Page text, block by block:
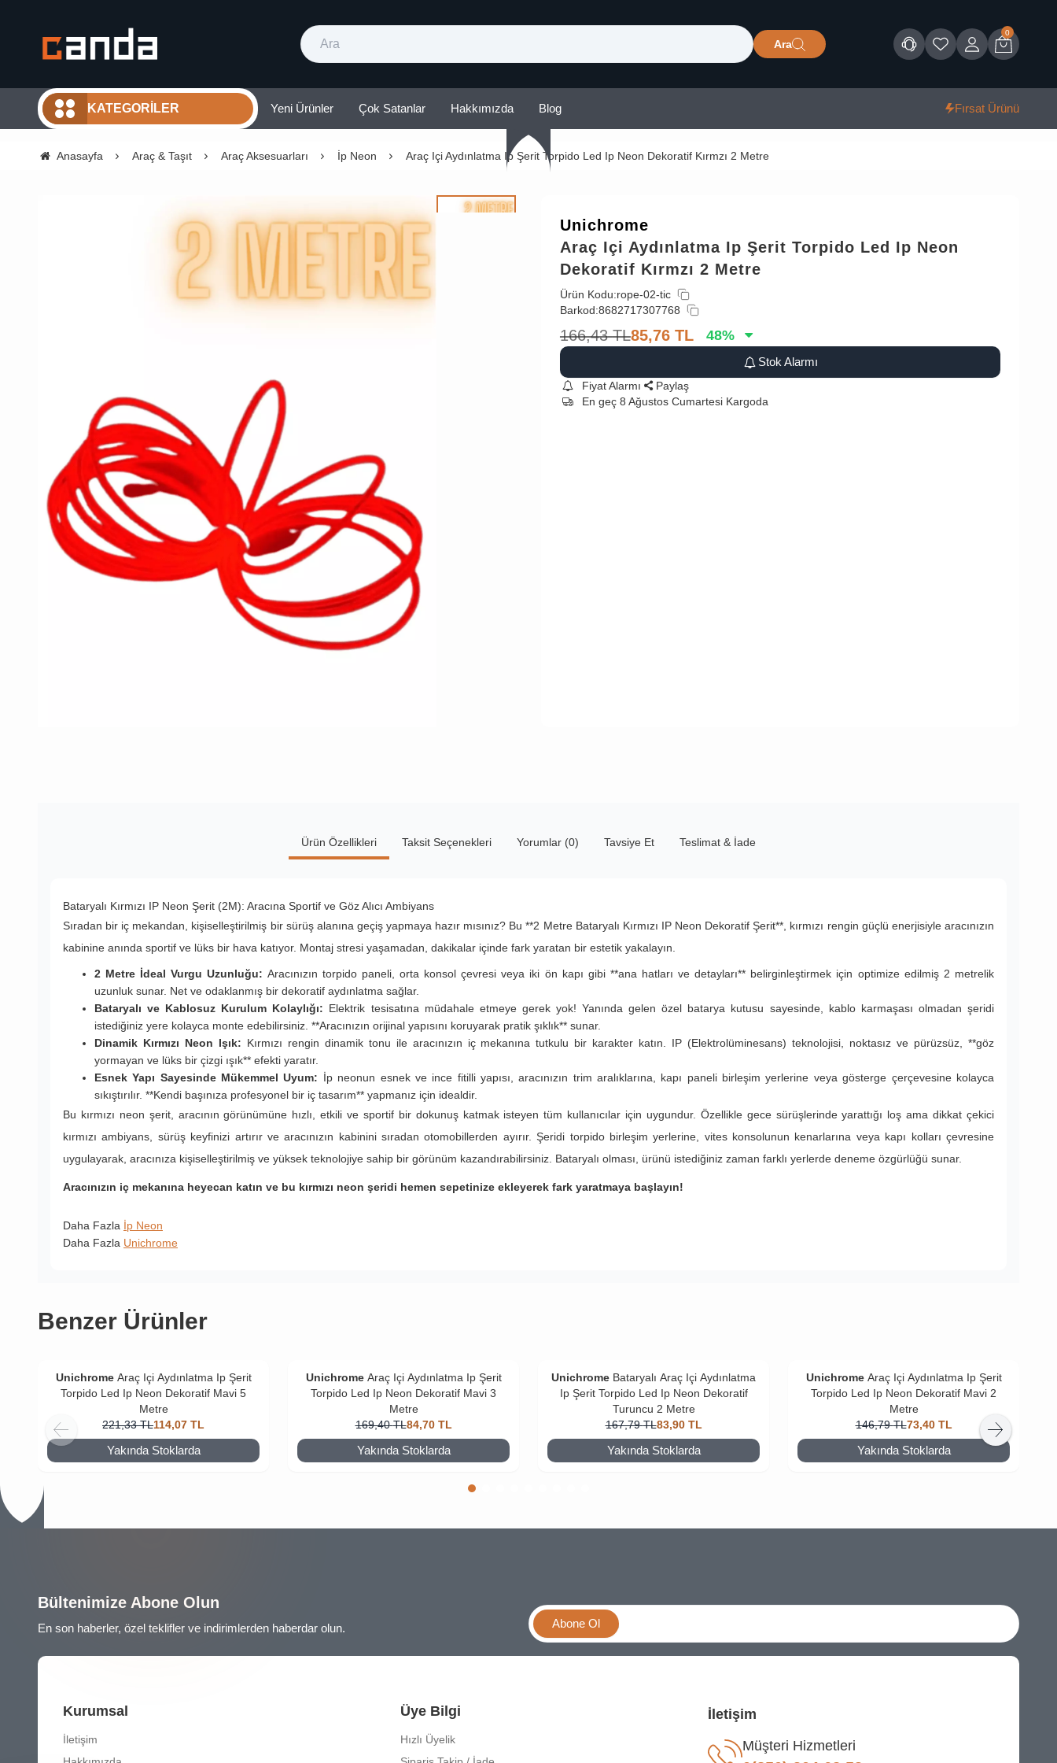
Ara
Müşteri Hizmetleri
Favorilerim
Giriş Sepet
0
KATEGORILER Yeni Ürünler Çok Satanlar Hakkımızda Blog Fırsat Ürünü
Anasayfa Araç & Taşıt Araç Aksesuarları İp Neon Araç Içi Aydınlatma Ip Şerit Torpido Led Ip Neon Dekoratif Kırmzı 2 Metre
Unichrome
Araç Içi Aydınlatma Ip Şerit Torpido Led Ip Neon
Dekoratif Kırmzı 2 Metre
Ürün Kodu:rope-02-tic
Barkod:8682717307768
166,43 TL85,76 TL 48%
Stok Alarmı
Fiyat Alarmı
Paylaş
En geç 8 Ağustos Cumartesi Kargoda
Ürün Özellikleri Taksit Seçenekleri Yorumlar (0) Tavsiye Et Teslimat & İade
Bataryalı Kırmızı IP Neon Şerit (2M): Aracına Sportif ve Göz Alıcı Ambiyans
Sıradan bir iç mekandan, kişiselleştirilmiş bir sürüş alanına geçiş yapmaya hazır mısınız? Bu **2 Metre Bataryalı Kırmızı IP Neon Dekoratif Şerit**, kırmızı rengin güçlü enerjisiyle aracınızın
kabinine anında sportif ve lüks bir hava katıyor. Montaj stresi yaşamadan, dakikalar içinde fark yaratan bir estetik yakalayın.
2 Metre İdeal Vurgu Uzunluğu: Aracınızın torpido paneli, orta konsol çevresi veya iki ön kapı gibi **ana hatları ve detayları** belirginleştirmek için optimize edilmiş 2 metrelik
uzunluk sunar. Net ve odaklanmış bir dekoratif aydınlatma sağlar.
Bataryalı ve Kablosuz Kurulum Kolaylığı: Elektrik tesisatına müdahale etmeye gerek yok! Yanında gelen özel batarya kutusu sayesinde, kablo karmaşası olmadan şeridi
istediğiniz yere kolayca monte edebilirsiniz. **Aracınızın orijinal yapısını koruyarak pratik şıklık** sunar.
Dinamik Kırmızı Neon Işık: Kırmızı rengin dinamik tonu ile aracınızın iç mekanına tutkulu bir karakter katın. IP (Elektrolüminesans) teknolojisi, noktasız ve pürüzsüz, **göz
yormayan ve lüks bir çizgi ışık** efekti yaratır.
Esnek Yapı Sayesinde Mükemmel Uyum: İp neonun esnek ve ince fitilli yapısı, aracınızın trim aralıklarına, kapı paneli birleşim yerlerine veya gösterge çerçevesine kolayca
sıkıştırılır. **Kendi başınıza profesyonel bir iç tasarım** yapmanız için idealdir.
Bu kırmızı neon şerit, aracının görünümüne hızlı, etkili ve sportif bir dokunuş katmak isteyen tüm kullanıcılar için uygundur. Özellikle gece sürüşlerinde yarattığı loş ama dikkat çekici
kırmızı ambiyans, sürüş keyfinizi artırır ve aracınızın kabinini sıradan otomobillerden ayırır. Şeridi torpido birleşim yerlerine, vites konsolunun kenarlarına veya kapı kolları çevresine
uygulayarak, aracınıza kişiselleştirilmiş ve yüksek teknolojiye sahip bir görünüm kazandırabilirsiniz. Bataryalı olması, ürünü istediğiniz zaman farklı yerlerde deneme özgürlüğü sunar.
Aracınızın iç mekanına heyecan katın ve bu kırmızı neon şeridi hemen sepetinize ekleyerek fark yaratmaya başlayın!
Daha Fazla İp Neon
Daha Fazla Unichrome
Benzer Ürünler
Unichrome Araç Içi Aydınlatma Ip Şerit
Torpido Led Ip Neon Dekoratif Mavi 5
Metre
221,33 TL114,07 TL
Yakında Stoklarda
Unichrome Araç Içi Aydınlatma Ip Şerit
Torpido Led Ip Neon Dekoratif Mavi 3
Metre
169,40 TL84,70 TL
Yakında Stoklarda
Unichrome Bataryalı Araç Içi Aydınlatma
Ip Şerit Torpido Led Ip Neon Dekoratif
Turuncu 2 Metre
167,79 TL83,90 TL
Yakında Stoklarda
Unichrome Araç Içi Aydınlatma Ip Şerit
Torpido Led Ip Neon Dekoratif Mavi 2
Metre
146,79 TL73,40 TL
Yakında Stoklarda
Bültenimize Abone Olun
En son haberler, özel teklifler ve indirimlerden haberdar olun. Abone Ol
Kurumsal
İletişim
Üye Bilgi
Hızlı Üyelik
İletişim
Müşteri Hizmetleri